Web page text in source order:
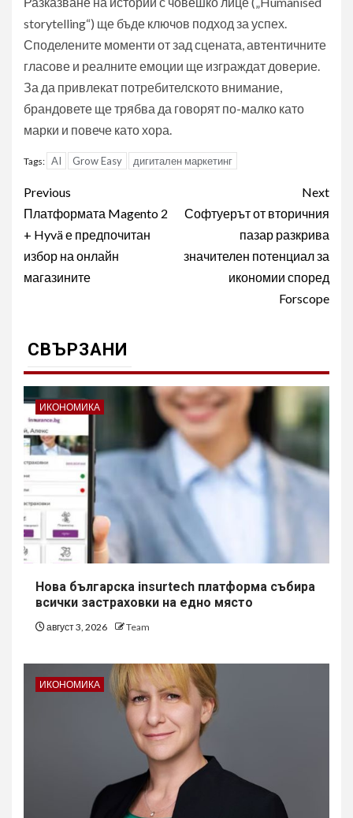
storytelling“) ще бъде ключов подход за успех.
Споделените моменти от зад сцената, автентичните
гласове и реалните емоции ще изграждат доверие.
За да привлекат потребителското внимание,
брандовете ще трябва да говорят по-малко като
марки и повече като хора.
Tags: AI Grow Easy дигитален маркетинг
Post
navigation
Previous
Платформата Magento 2
+ Hyvä е предпочитан
избор на онлайн
магазините
Next
Софтуерът от вторичния
пазар разкрива
значителен потенциал за
икономии според
Forscope
СВЪРЗАНИ
ИКОНОМИКА
Нова българска insurtech платформа събира
всички застраховки на едно място
август 3, 2026 Team
ИКОНОМИКА